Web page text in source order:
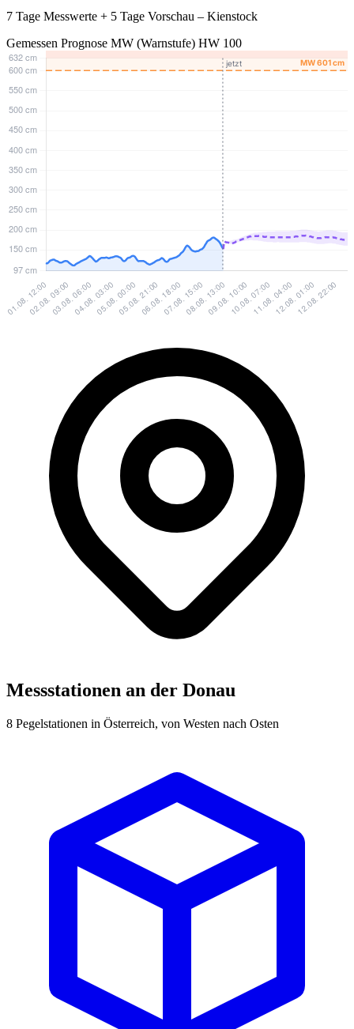
7 Tage Messwerte + 5 Tage Vorschau – Kienstock
Gemessen Prognose MW (Warnstufe) HW 100
Messstationen an der Donau
8 Pegelstationen in Österreich, von Westen nach Osten